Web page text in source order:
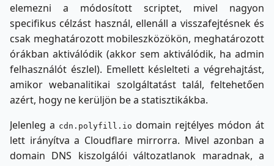
elemezni a módosított scriptet, mivel nagyon
specifikus célzást használ, ellenáll a visszafejtésnek és
csak meghatározott mobileszközökön, meghatározott
órákban aktiválódik (akkor sem aktiválódik, ha admin
felhasználót észlel). Emellett késlelteti a végrehajtást,
amikor webanalitikai szolgáltatást talál, feltehetően
azért, hogy ne kerüljön be a statisztikákba.
Jelenleg a cdn.polyfill.io domain rejtélyes módon át
lett irányítva a Cloudflare mirrorra. Mivel azonban a
domain DNS kiszolgálói változatlanok maradnak, a